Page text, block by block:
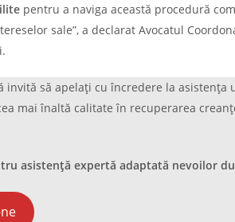
pentru a naviga această procedură
sale”, a declarat Avocatul
invită să apelați cu încredere la asistența
mai înaltă calitate în recuperarea
asistență expertă adaptată nevoilor